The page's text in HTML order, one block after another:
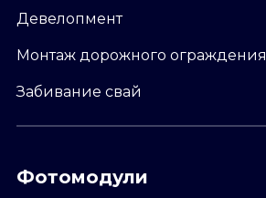
Девелопмент
Монтаж дорожного ограждения
Забивание свай
Фотомодули